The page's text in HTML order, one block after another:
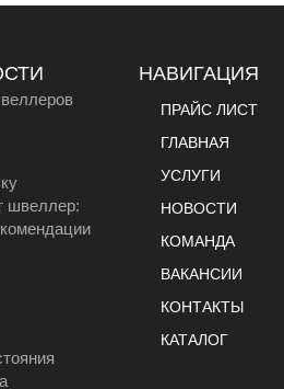
швеллер:
НАВИГАЦИЯ
ПРАЙС ЛИСТ
ГЛАВНАЯ
УСЛУГИ
НОВОСТИ
КОМАНДА
ВАКАНСИИ
КОНТАКТЫ
КАТАЛОГ